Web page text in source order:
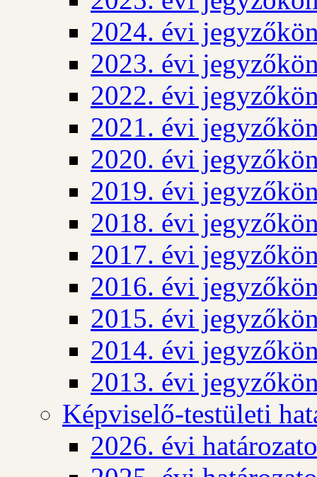
2024. évi
2023. évi
2022. évi
2021. évi
2020. évi
2019. évi
2018. évi
2017. évi
2016. évi
2015. évi
2014. évi
2013. évi
Képviselő-testületi
2026. évi